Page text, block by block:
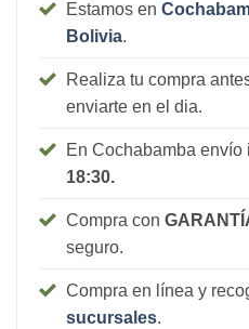
Estamos en
Bolivia.
Realiza tu compra
enviarte en el dia.
En Cochabamba envío
18:30.
Compra con
seguro.
Compra en línea y
sucursales.